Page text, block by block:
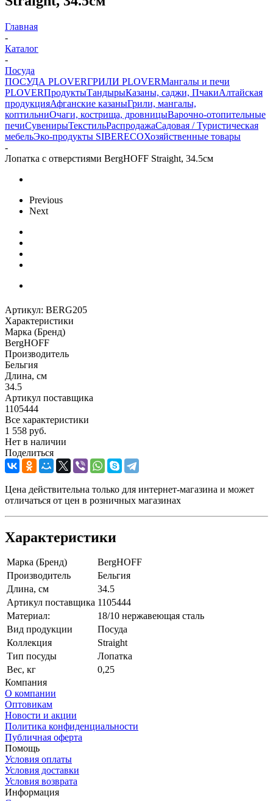
Главная
-
Каталог
-
Посуда
ПОСУДА PLOVERГРИЛИ PLOVERМангалы и печи
PLOVERПродуктыТандырыКазаны, саджи, ПчакиАлтайская
продукцияАфганские казаныГрили, мангалы,
коптильниОчаги, кострища, дровницыВарочно-отопительные
печиСувенирыТекстильРаспродажаСадовая / Туристическая
мебельЭко-продукты SIBERECOХозяйственные товары
-
Лопатка с отверстиями BergHOFF Straight, 34.5см
Previous
Next
Артикул: BERG205
Характеристики
Марка (Бренд)
BergHOFF
Производитель
Бельгия
Длина, см
34.5
Артикул поставщика
1105444
Все характеристики
1 558 руб.
Нет в наличии
Поделиться
Цена действительна только для интернет-магазина и может
отличаться от цен в розничных магазинах
Характеристики
Марка (Бренд)
BergHOFF
Производитель
Бельгия
Длина, см
34.5
Артикул поставщика 1105444
Материал:
18/10 нержавеющая сталь
Вид продукции
Посуда
Коллекция
Straight
Тип посуды
Лопатка
Вес, кг
0,25
Компания
О компании
Оптовикам
Новости и акции
Политика конфиденциальности
Публичная оферта
Помощь
Условия оплаты
Условия доставки
Условия возврата
Информация